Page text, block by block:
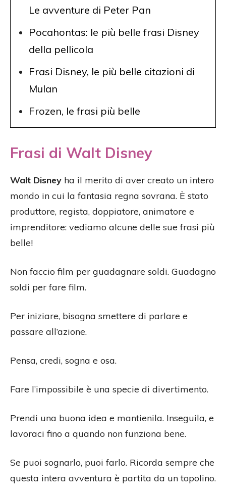
Le avventure di Peter Pan
Pocahontas: le più belle frasi Disney
della pellicola
Frasi Disney, le più belle citazioni di
Mulan
Frozen, le frasi più belle
Frasi di Walt Disney
Walt Disney ha il merito di aver creato un intero
mondo in cui la fantasia regna sovrana. È stato
produttore, regista, doppiatore, animatore e
imprenditore: vediamo alcune delle sue frasi più
belle!
Non faccio film per guadagnare soldi. Guadagno
soldi per fare film.
Per iniziare, bisogna smettere di parlare e
passare all’azione.
Pensa, credi, sogna e osa.
Fare l’impossibile è una specie di divertimento.
Prendi una buona idea e mantienila. Inseguila, e
lavoraci fino a quando non funziona bene.
Se puoi sognarlo, puoi farlo. Ricorda sempre che
questa intera avventura è partita da un topolino.